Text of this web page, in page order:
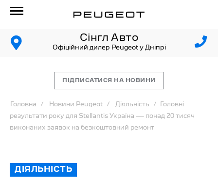
Сінгл Авто
Офіційний дилер Peugeot у Дніпрі
ПІДПИСАТИСЯ НА НОВИНИ
Головна Новини Peugeot Діяльність Головні
результати року для Stellantis Україна — понад 20 тисяч
виконаних заявок на безкоштовний ремонт
ДІЯЛЬНІСТЬ